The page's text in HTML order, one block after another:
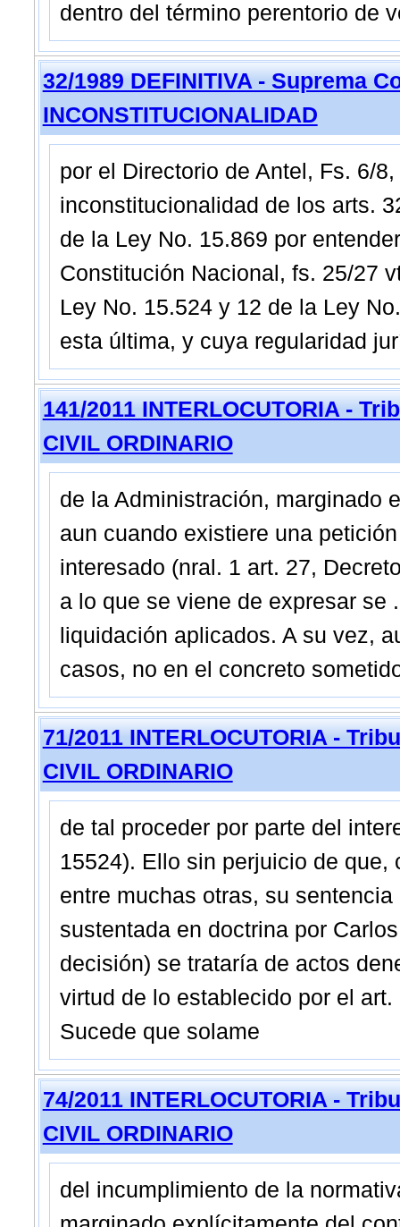
dentro del término perentorio de
32/1989 DEFINITIVA - Suprema
INCONSTITUCIONALIDAD
por el Directorio de Antel, Fs. 6/
inconstitucionalidad de los arts.
de la Ley No. 15.869 por
Constitución Nacional, fs. 25/
Ley No. 15.524 y 12 de la Ley
esta última, y cuya regularidad
141/2011 INTERLOCUTORIA -
CIVIL ORDINARIO
de la Administración, marginado
aun cuando existiere una
interesado (nral. 1 art. 27,
a lo que se viene de expresar se
liquidación aplicados. A su vez,
casos, no en el concreto
71/2011 INTERLOCUTORIA -
CIVIL ORDINARIO
de tal proceder por parte del
15524). Ello sin perjuicio de
entre muchas otras, su
sustentada en doctrina por
decisión) se trataría de actos
virtud de lo establecido por el
Sucede que solame
74/2011 INTERLOCUTORIA -
CIVIL ORDINARIO
del incumplimiento de la